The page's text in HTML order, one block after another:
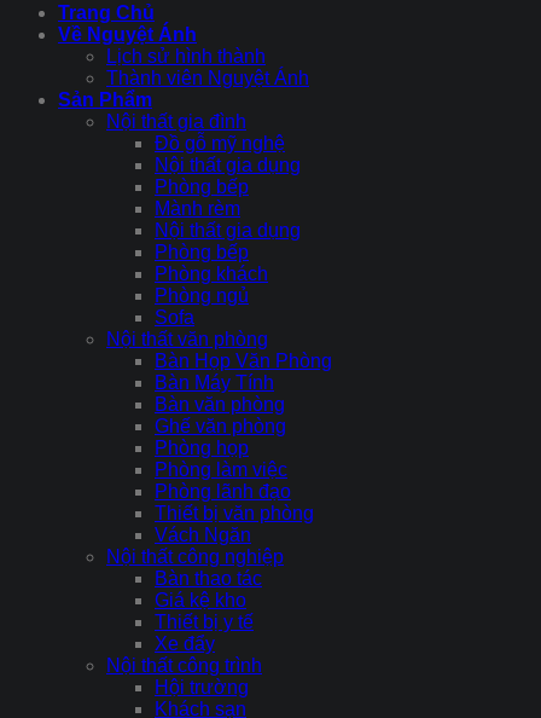
Trang Chủ
Về Nguyệt Ánh
Lịch sử hình thành
Thành viên Nguyệt Ánh
Sản Phẩm
Nội thất gia đình
Đồ gỗ mỹ nghệ
Nội thất gia dụng
Phòng bếp
Mành rèm
Nội thất gia dụng
Phòng bếp
Phòng khách
Phòng ngủ
Sofa
Nội thất văn phòng
Bàn Họp Văn Phòng
Bàn Máy Tính
Bàn văn phòng
Ghế văn phòng
Phòng họp
Phòng làm việc
Phòng lãnh đạo
Thiết bị văn phòng
Vách Ngăn
Nội thất công nghiệp
Bàn thao tác
Giá kệ kho
Thiết bị y tế
Xe đẩy
Nội thất công trình
Hội trường
Khách sạn